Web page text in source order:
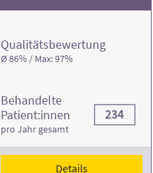
Qualitäts­bewertung
Ø 86% / Max: 97%
Behandelte
Patient:innen
pro Jahr gesamt
234
Details